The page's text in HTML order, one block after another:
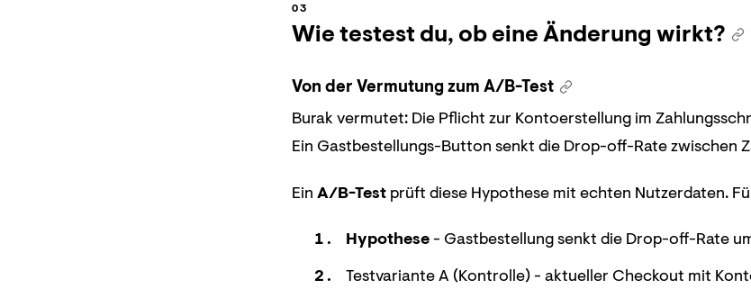
Wie testest du, ob eine Änderung wirkt?
Von der Vermutung zum A/B-Test
Burak vermutet: Die Pflicht zur Kontoerstellung im
Ein Gastbestellungs-Button senkt die Drop-off-Rate zwischen
Ein A/B-Test prüft diese Hypothese mit echten Nutzerdaten.
Hypothese- Gastbestellung senkt die Drop-off-Rate
Testvariante A (Kontrolle) - aktueller Checkout mit